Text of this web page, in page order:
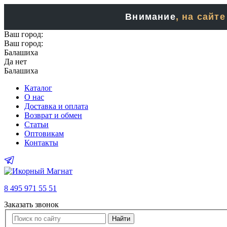
Внимание, на
Ваш город:
Ваш город:
Балашиха
Да нет
Балашиха
Каталог
О нас
Доставка и оплата
Возврат и обмен
Статьи
Оптовикам
Контакты
8 495 971 55 51
Заказать звонок
Найти